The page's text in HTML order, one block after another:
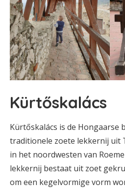
Kürtőskalács
Kürtőskalács is de Hongaarse
traditionele zoete lekkernij uit
in het noordwesten van
lekkernij bestaat uit zoet
om een kegelvormige vorm